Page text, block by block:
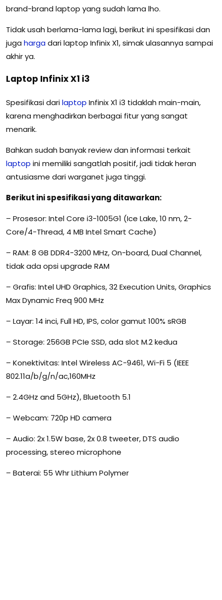
brand-brand laptop yang sudah lama lho.
Tidak usah berlama-lama lagi, berikut ini spesifikasi dan
juga hargadari laptop Infinix X1, simak ulasannya sampai
akhir ya.
Laptop Infinix X1 i3
Spesifikasi darilaptop Infinix X1 i3 tidaklah main-main,
karena menghadirkan berbagai fitur yang sangat
menarik.
Bahkan sudah banyak review dan informasi terkait
laptop ini memiliki sangatlah positif, jadi tidak heran
antusiasme dari warganet juga tinggi.
Berikut ini spesifikasi yang ditawarkan:
– Prosesor: Intel Core i3-1005G1 (Ice Lake, 10 nm, 2-
Core/4-Thread, 4 MB Intel Smart Cache)
– RAM: 8 GB DDR4-3200 MHz, On-board, Dual Channel,
tidak ada opsi upgrade RAM
– Grafis: Intel UHD Graphics, 32 Execution Units, Graphics
Max Dynamic Freq 900 MHz
– Layar: 14 inci, Full HD, IPS, color gamut 100% sRGB
– Storage: 256GB PCIe SSD, ada slot M.2 kedua
– Konektivitas: Intel Wireless AC-9461, Wi-Fi 5 (IEEE
802.11a/b/g/n/ac,160MHz
– 2.4GHz and 5GHz), Bluetooth 5.1
– Webcam: 720p HD camera
– Audio: 2x 1.5W base, 2x 0.8 tweeter, DTS audio
processing, stereo microphone
– Baterai: 55 Whr Lithium Polymer